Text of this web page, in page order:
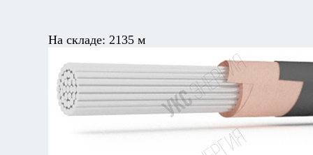
На складе: 2135 м